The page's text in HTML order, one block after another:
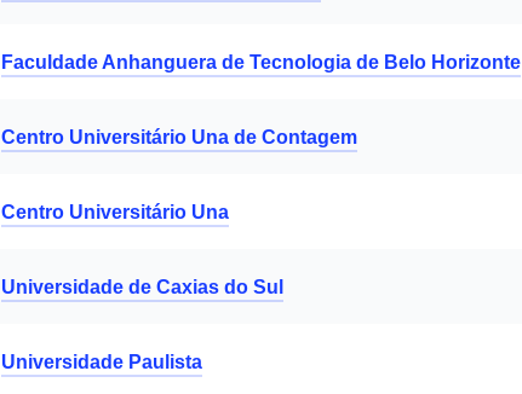
Faculdade Anhanguera de Tecnologia de Belo Horizonte
Centro Universitário Una de Contagem
Centro Universitário Una
Universidade de Caxias do Sul
Universidade Paulista